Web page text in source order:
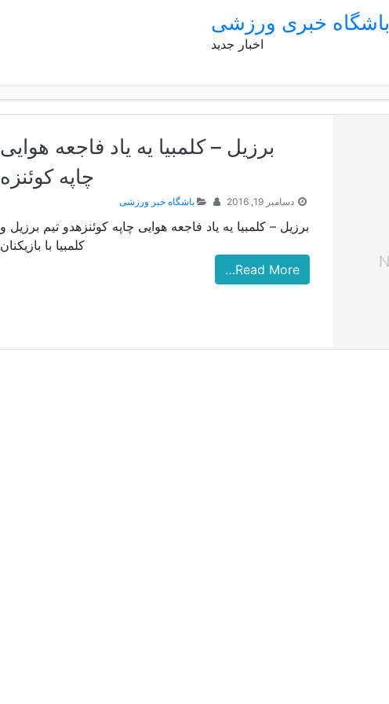
باشگاه خبری ورزشی
اخبار جدید
برزیل – کلمبیا یه یاد فاجعه هوایی
چاپه کوئنزه
دسامبر 19, 2016 باشگاه خبر ورزشی
برزیل – کلمبیا یه یاد فاجعه هوایی چاپه کوئنزهدو تیم برزیل و
کلمبیا با بازیکنان
Read More…